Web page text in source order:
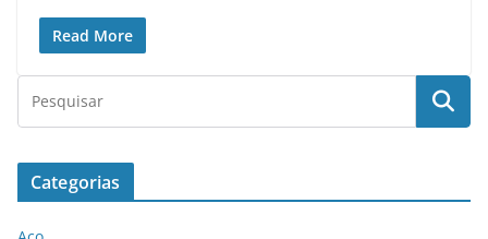
Read More
Categorias